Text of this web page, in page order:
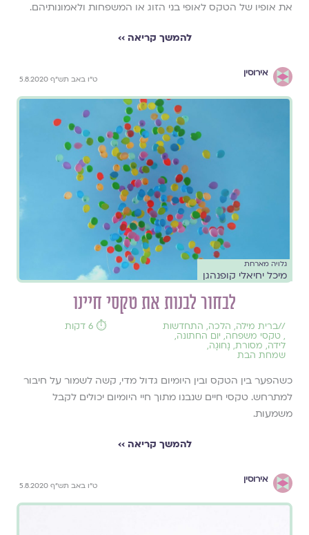
את אופיו של הטקס לאופי בני הזוג או המשפחות ולאמונותיהם.
להמשך קריאה ››
אירוסין
ט"ו באב תש"ף 5.8.2020
גלויה מארחת
מיכל יחיאלי קופנהגן
לבחור לבנות את טקסי חיינו
//ברית מילה, הלכה, התחדשות
, טקסי משפחה, יום החתונה,
לידה, מסורת, נָחוּגָה,
שמחת הבת
⏱️ 6 דקות
כשהפער בין הטקס ובין היומיום גדול מדי, קשה לשמור על חיבור
למתרחש. טקסי חיים שנבנו מתוך חיי היומיום יכולים לקבל
משמעות.
להמשך קריאה ››
אירוסין
ט"ו באב תש"ף 5.8.2020